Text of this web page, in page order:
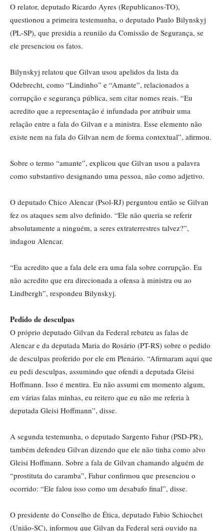
O relator, deputado Ricardo Ayres (Republicanos-TO),
questionou a primeira testemunha, o deputado Paulo Bilynskyj
(PL-SP), que presidia a reunião da Comissão de Segurança, se
ele presenciou os fatos.
Bilynskyj relatou que Gilvan usou apelidos da lista da
Odebrecht, como “Lindinho” e “Amante”, relacionados a
corrupção e segurança pública, sem citar nomes reais. “Eu
acredito que a representação é infundada por atribuir uma
relação entre a fala do Gilvan e a ministra. Esse elemento não
existe nem na fala do Gilvan nem de forma contextual”, afirmou.
Sobre o termo “amante”, explicou que Gilvan usou a palavra
como substantivo designando uma pessoa, não como adjetivo.
O deputado Chico Alencar (Psol-RJ) perguntou então se Gilvan
fez os ataques sem alvo definido. “Ele não queria se referir
absolutamente a ninguém, a seres extraterrestres talvez?”,
indagou Alencar.
“Eu acredito que a fala dele era uma fala sobre corrupção. Eu
não acredito que era direcionada a ofensa à ministra ou ao
Lindbergh”, respondeu Bilynskyj.
Pedido de desculpas
O próprio deputado Gilvan da Federal rebateu as falas de
Alencar e da deputada Maria do Rosário (PT-RS) sobre o pedido
de desculpas proferido por ele em Plenário. “Afirmaram aqui que
eu pedi desculpas, assumindo que ofendi a deputada Gleisi
Hoffmann. Isso é mentira. Eu não assumi em momento algum,
em várias falas minhas, eu reitero que eu não me referia à
deputada Gleisi Hoffmann”, disse.
A segunda testemunha, o deputado Sargento Fahur (PSD-PR),
também defendeu Gilvan dizendo que ele não tinha como alvo
Gleisi Hoffmann. Sobre a fala de Gilvan chamando alguém de
“prostituta do caramba”, Fahur confirmou que presenciou o
ocorrido: “Ele falou isso como um desabafo final”, disse.
O presidente do Conselho de Ética, deputado Fabio Schiochet
(União-SC), informou que Gilvan da Federal será ouvido na